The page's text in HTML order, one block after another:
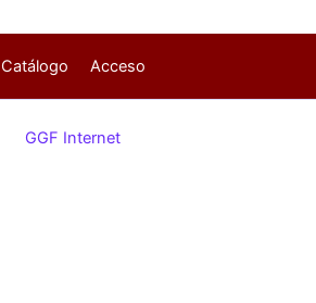
Catálogo Acceso
GGF Internet